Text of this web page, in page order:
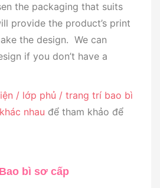
the packaging that suits
provide the product’s print
the design. We can
if you don’t have a
/ lớp phủ / trang trí bao bì
nhau để tham khảo để
bì sơ cấp